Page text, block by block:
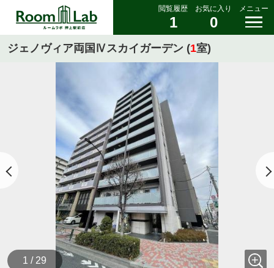
閲覧履歴
1
お気に入り
0
メニュー
ジェノヴィア両国Ⅳスカイガーデン (1室)
1 / 29